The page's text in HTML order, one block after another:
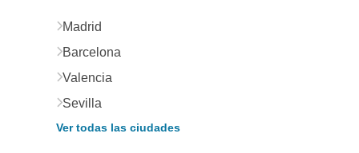
Madrid
Barcelona
Valencia
Sevilla
Ver todas las ciudades